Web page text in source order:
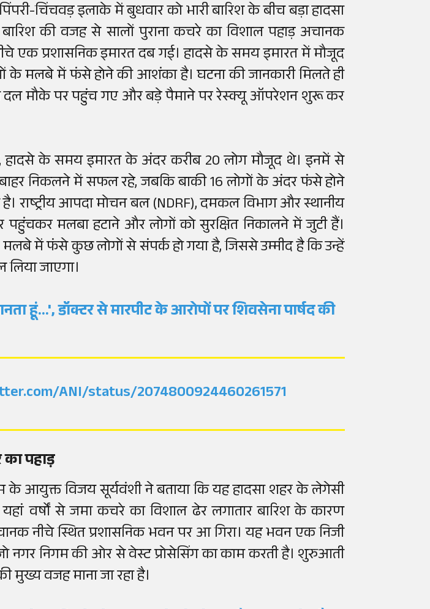
चिंचवड़ इलाके में बुधवार को भारी बारिश के बीच बड़ा हादसा
बारिश की वजह से सालों पुराना कचरे का विशाल पहाड़ अचानक
एक प्रशासनिक इमारत दब गई। हादसे के समय इमारत में मौजूद
के मलबे में फंसे होने की आशंका है। घटना की जानकारी मिलते ही
दल मौके पर पहुंच गए और बड़े पैमाने पर रेस्क्यू ऑपरेशन शुरू कर
हादसे के समय इमारत के अंदर करीब 20 लोग मौजूद थे। इनमें से
निकलने में सफल रहे, जबकि बाकी 16 लोगों के अंदर फंसे होने
राष्ट्रीय आपदा मोचन बल (NDRF), दमकल विभाग और स्थानीय
पहुंचकर मलबा हटाने और लोगों को सुरक्षित निकालने में जुटी हैं।
मलबे में फंसे कुछ लोगों से संपर्क हो गया है, जिससे उम्मीद है कि उन्हें
लिया जाएगा।
हूं...', डॉक्टर से मारपीट के आरोपों पर शिवसेना पार्षद की
ANI/status/2074800924460261571
पहाड़
के आयुक्त विजय सूर्यवंशी ने बताया कि यह हादसा शहर के लेगेसी
वर्षों से जमा कचरे का विशाल ढेर लगातार बारिश के कारण
नीचे स्थित प्रशासनिक भवन पर आ गिरा। यह भवन एक निजी
नगर निगम की ओर से वेस्ट प्रोसेसिंग का काम करती है। शुरुआती
मुख्य वजह माना जा रहा है।